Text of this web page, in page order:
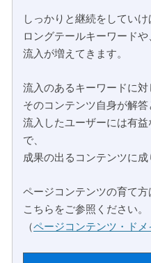
しっかりと継続をしていけ
ロングテールキーワード
流入が増えてきます。
流入のあるキーワードに対
そのコンテンツ自身が解
流入したユーザーには有
で、
成果の出るコンテンツに成
ページコンテンツの育て
こちらをご参照ください。
（ページコンテンツ・ド